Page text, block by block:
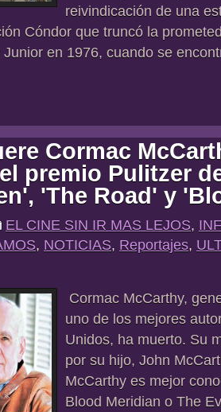
reivindicación de una
Cóndor que truncó la
Junior en 1976, cuando se
Cormac
premio Pulitzer
'The Road' y
EL CINE SIN IR MAS LEJOS,
, NOTICIAS, Reportajes,
Cormac McCarthy,
uno de los mejores
Unidos, ha muerto. Su
por su hijo, John
McCarthy es mejor
Blood Meridian o The